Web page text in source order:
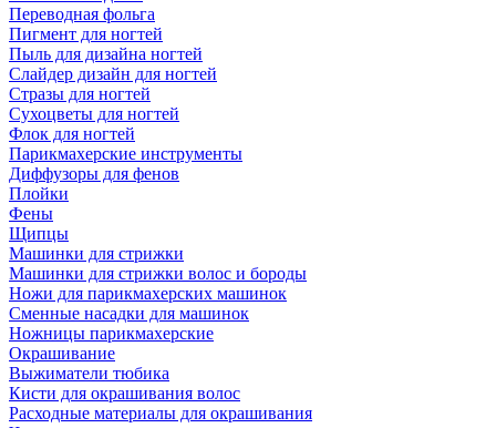
Переводная фольга
Пигмент для ногтей
Пыль для дизайна ногтей
Слайдер дизайн для ногтей
Стразы для ногтей
Сухоцветы для ногтей
Флок для ногтей
Парикмахерские инструменты
Диффузоры для фенов
Плойки
Фены
Щипцы
Машинки для стрижки
Машинки для стрижки волос и бороды
Ножи для парикмахерских машинок
Сменные насадки для машинок
Ножницы парикмахерские
Окрашивание
Выжиматели тюбика
Кисти для окрашивания волос
Расходные материалы для окрашивания